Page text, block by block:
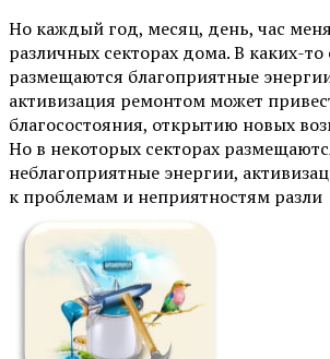
Но каждый год, месяц, день, час
различных секторах дома. В каких-
размещаются благоприятные
активизация ремонтом может
благосостояния, открытию новых
Но в некоторых секторах
неблагоприятные энергии,
к проблемам и неприятностям разли